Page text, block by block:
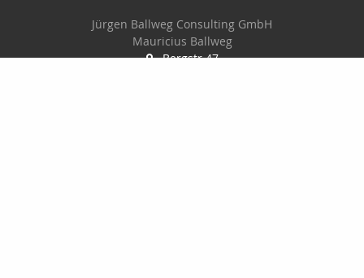
Jürgen Ballweg Consulting GmbH
Mauricius Ballweg
Bergstr.47